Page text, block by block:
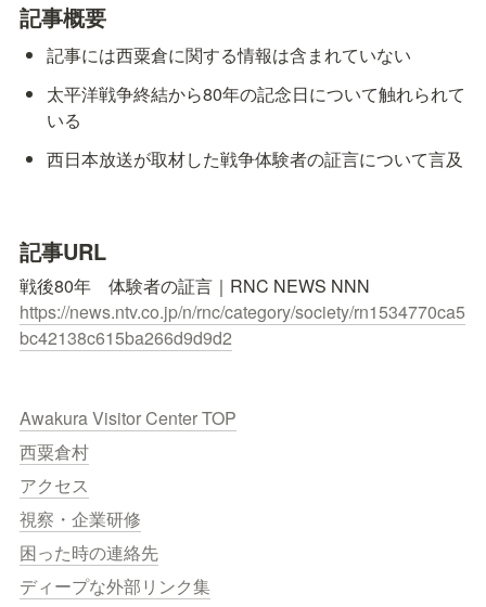
記事概要
記事には西粟倉に関する情報は含まれていない
太平洋戦争終結から80年の記念日について触れられて
いる
西日本放送が取材した戦争体験者の証言について言及
記事URL
https://news.ntv.co.jp/n/rnc/category/society/rn1534770ca5
bc42138c615ba266d9d9d2
Awakura Visitor Center TOP
西粟倉村
アクセス
視察・企業研修
困った時の連絡先
ディープな外部リンク集